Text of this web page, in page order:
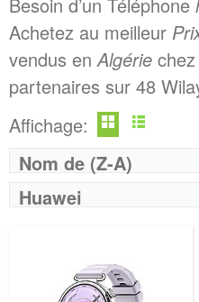
Achetez au meilleur
vendus enAlgérie
partenaires sur 48
Affichage:
Nom de (Z-A)
Huawei